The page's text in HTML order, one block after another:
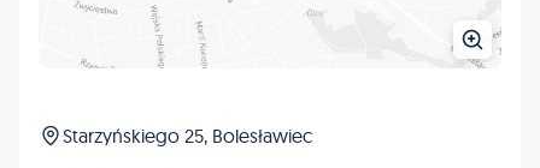
Starzyńskiego 25, Bolesławiec